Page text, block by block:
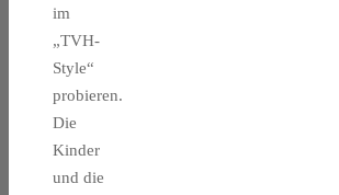
im
„TVH-
Style“
probieren.
Die
Kinder
und die